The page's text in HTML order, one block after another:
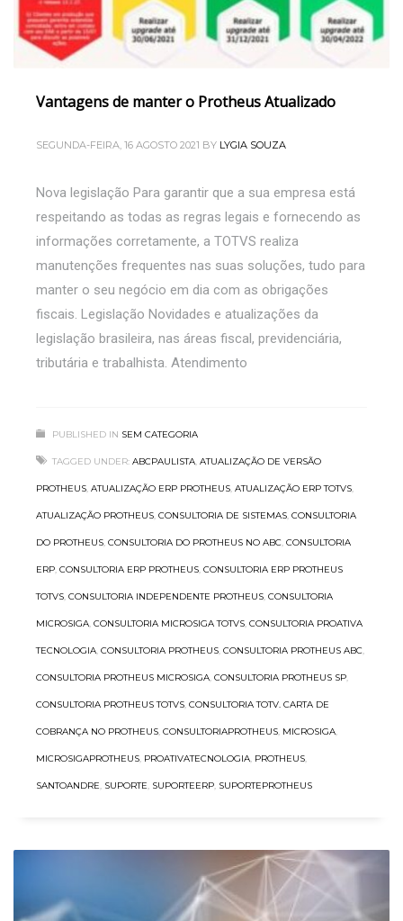
Vantagens de manter o Protheus Atualizado
SEGUNDA-FEIRA, 16 AGOSTO 2021 BY LYGIA SOUZA
Nova legislação Para garantir que a sua empresa está
respeitando as todas as regras legais e fornecendo as
informações corretamente, a TOTVS realiza
manutenções frequentes nas suas soluções, tudo para
manter o seu negócio em dia com as obrigações
fiscais. Legislação Novidades e atualizações da
legislação brasileira, nas áreas fiscal, previdenciária,
tributária e trabalhista. Atendimento
PUBLISHED IN SEM CATEGORIA
TAGGED UNDER: ABCPAULISTA, ATUALIZAÇÃO DE VERSÃO
PROTHEUS, ATUALIZAÇÃO ERP PROTHEUS, ATUALIZAÇÃO ERP TOTVS,
ATUALIZAÇÃO PROTHEUS, CONSULTORIA DE SISTEMAS, CONSULTORIA
DO PROTHEUS, CONSULTORIA DO PROTHEUS NO ABC, CONSULTORIA
ERP, CONSULTORIA ERP PROTHEUS, CONSULTORIA ERP PROTHEUS
TOTVS, CONSULTORIA INDEPENDENTE PROTHEUS, CONSULTORIA
MICROSIGA, CONSULTORIA MICROSIGA TOTVS, CONSULTORIA PROATIVA
TECNOLOGIA, CONSULTORIA PROTHEUS, CONSULTORIA PROTHEUS ABC,
CONSULTORIA PROTHEUS MICROSIGA, CONSULTORIA PROTHEUS SP,
CONSULTORIA PROTHEUS TOTVS, CONSULTORIA TOTV. CARTA DE
COBRANÇA NO PROTHEUS, CONSULTORIAPROTHEUS, MICROSIGA,
MICROSIGAPROTHEUS, PROATIVATECNOLOGIA, PROTHEUS,
SANTOANDRE, SUPORTE, SUPORTEERP, SUPORTEPROTHEUS